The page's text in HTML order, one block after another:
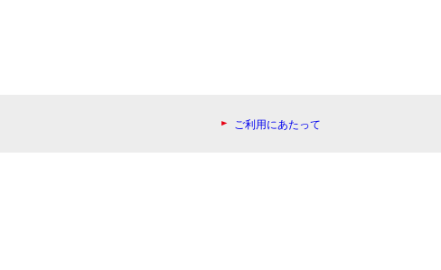
ご利用にあたって